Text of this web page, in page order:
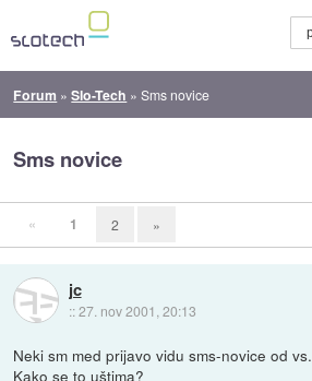
Forum »Slo-Tech »Sms novice
Sms novice
« 1 2 »
jc
::27. nov 2001, 20:13
Neki sm med prijavo vidu sms-novice od vs.
Kako se to uštima?